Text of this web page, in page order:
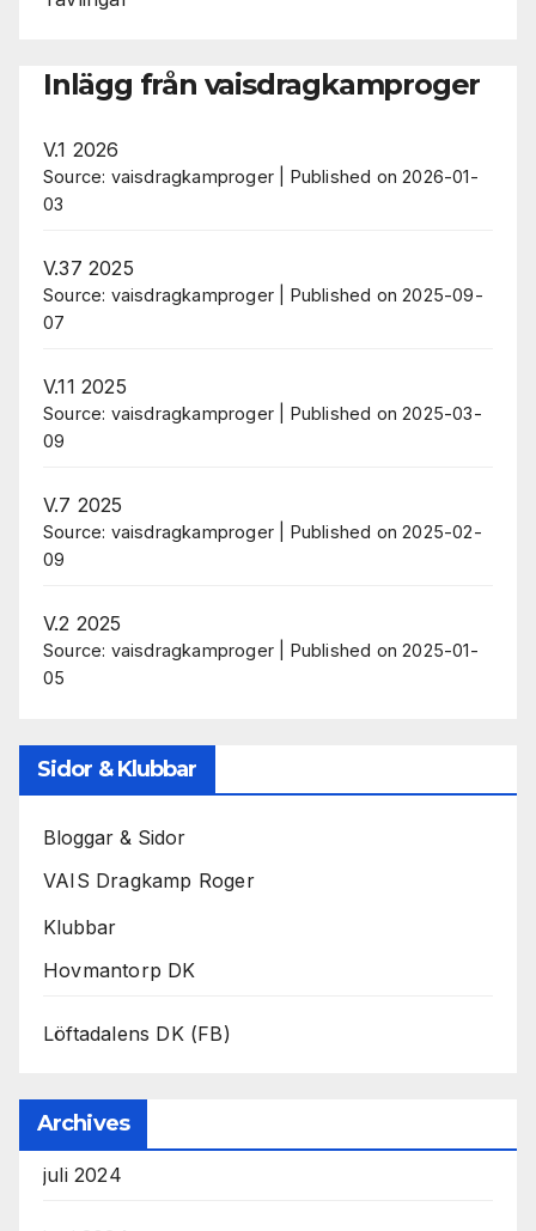
Inlägg från vaisdragkamproger
V.1 2026
Source: vaisdragkamproger
Published on 2026-01-
03
V.37 2025
Source: vaisdragkamproger
Published on 2025-09-
07
V.11 2025
Source: vaisdragkamproger
Published on 2025-03-
09
V.7 2025
Source: vaisdragkamproger
Published on 2025-02-
09
V.2 2025
Source: vaisdragkamproger
Published on 2025-01-
05
Sidor & Klubbar
Bloggar & Sidor
VAIS Dragkamp Roger
Klubbar
Hovmantorp DK
Löftadalens DK (FB)
Archives
juli 2024